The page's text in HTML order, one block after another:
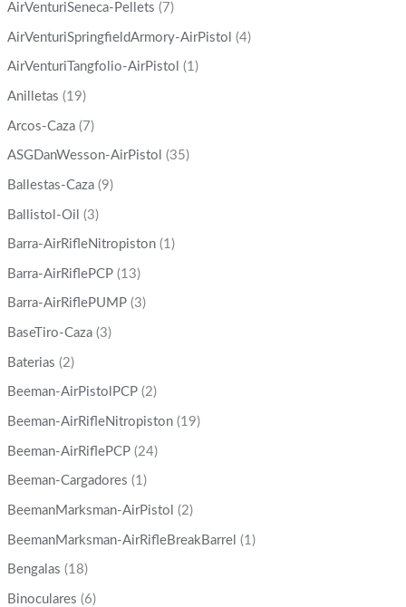
AirVenturiSeneca-Pellets (7)
AirVenturiSpringfieldArmory-AirPistol (4)
AirVenturiTangfolio-AirPistol (1)
Anilletas (19)
Arcos-Caza (7)
ASGDanWesson-AirPistol (35)
Ballestas-Caza (9)
Ballistol-Oil (3)
Barra-AirRifleNitropiston (1)
Barra-AirRiflePCP (13)
Barra-AirRiflePUMP (3)
BaseTiro-Caza (3)
Baterias (2)
Beeman-AirPistolPCP (2)
Beeman-AirRifleNitropiston (19)
Beeman-AirRiflePCP (24)
Beeman-Cargadores (1)
BeemanMarksman-AirPistol (2)
BeemanMarksman-AirRifleBreakBarrel (1)
Bengalas (18)
Binoculares (6)